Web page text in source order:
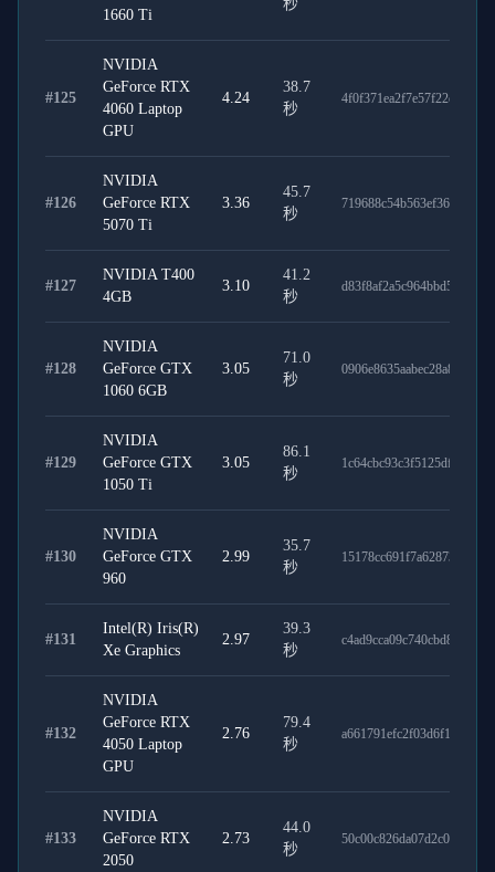
1660 Ti
秒
#125
NVIDIA
GeForce RTX
4060 Laptop
GPU
4.24
38.7
秒
4f0f371ea2f7e57f22ee
#126
NVIDIA
GeForce RTX
5070 Ti
3.36
45.7
秒
719688c54b563ef36020
#127
NVIDIA T400
4GB
3.10
41.2
秒
d83f8af2a5c964bbd5c1
#128
NVIDIA
GeForce GTX
1060 6GB
3.05
71.0
秒
0906e8635aabec28a85e
#129
NVIDIA
GeForce GTX
1050 Ti
3.05
86.1
秒
1c64cbc93c3f5125df55
#130
NVIDIA
GeForce GTX
960
2.99
35.7
秒
15178cc691f7a628735c
#131
Intel(R) Iris(R)
Xe Graphics
2.97
39.3
秒
c4ad9cca09c740cbd8c2
#132
NVIDIA
GeForce RTX
4050 Laptop
GPU
2.76
79.4
秒
a661791efc2f03d6f1ef
#133
NVIDIA
GeForce RTX
2050
2.73
44.0
秒
50c00c826da07d2c0324